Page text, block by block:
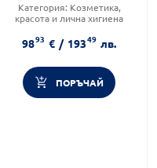
Категория: Козметика,
красота и лична хигиена
Дермокозметика
Функционалност: Антиейдж
9893 € / 19349 лв.
ПОРЪЧАЙ